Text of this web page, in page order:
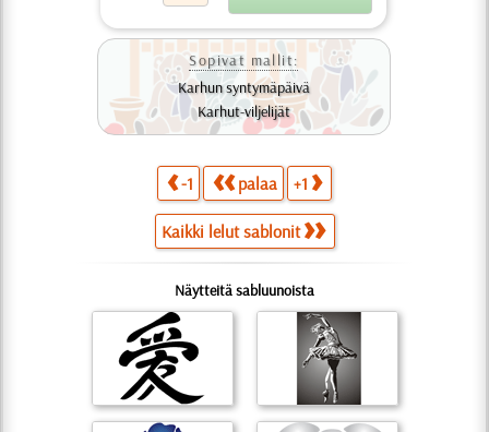
Sopivat mallit:
Karhun syntymäpäivä
Karhut-viljelijät
-1 palaa +1
Kaikki lelut sablonit
Näytteitä sabluunoista